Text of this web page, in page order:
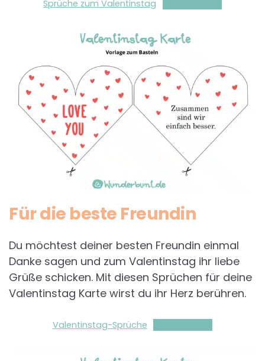
Sprüche zum Valentinstag
Für die beste Freundin
Du möchtest deiner besten Freundin einmal
Danke sagen und zum Valentinstag ihr liebe
Grüße schicken. Mit diesen Sprüchen für deine
Valentinstag Karte wirst du ihr Herz berühren.
Valentinstag-Sprüche